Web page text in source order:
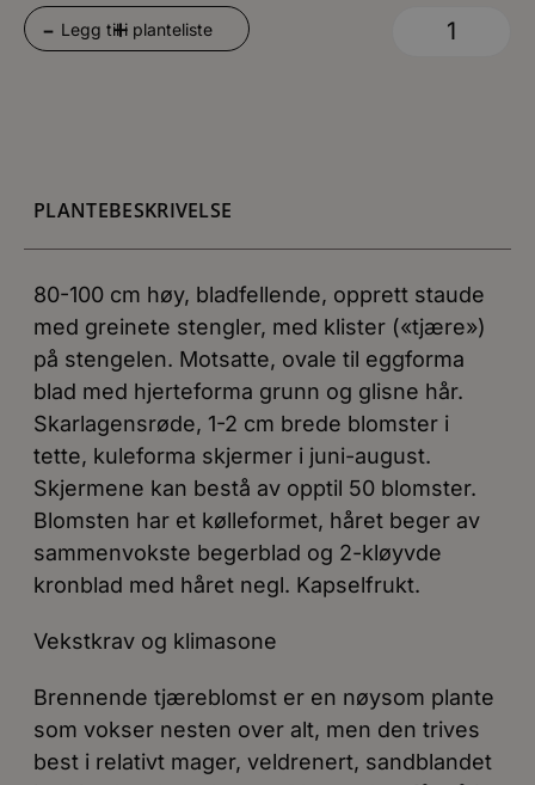
- +
Legg til i planteliste
PLANTEBESKRIVELSE
80-100 cm høy, bladfellende, opprett staude
med greinete stengler, med klister («tjære»)
på stengelen. Motsatte, ovale til eggforma
blad med hjerteforma grunn og glisne hår.
Skarlagensrøde, 1-2 cm brede blomster i
tette, kuleforma skjermer i juni-august.
Skjermene kan bestå av opptil 50 blomster.
Blomsten har et kølleformet, håret beger av
sammenvokste begerblad og 2-kløyvde
kronblad med håret negl. Kapselfrukt.
Vekstkrav og klimasone
Brennende tjæreblomst er en nøysom plante
som vokser nesten over alt, men den trives
best i relativt mager, veldrenert, sandblandet